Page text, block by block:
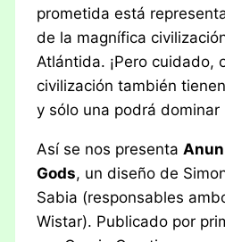
prometida está
de la magnífica
Atlántida. ¡Pero cuidado,
civilización también
y sólo una podrá dominar
Así se nos presenta
Gods, un diseño de
Sabia (responsables
Wistar). Publicado por